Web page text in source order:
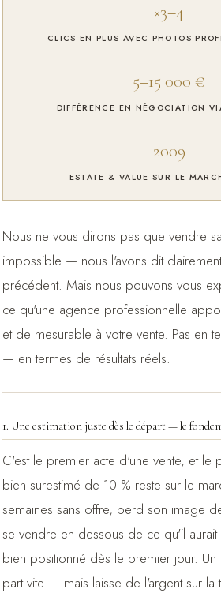
×3–4
CLICS EN PLUS AVEC PHOTOS
5–15 000 €
DIFFÉRENCE EN NÉGOCIATION
2009
ESTATE & VALUE SUR LE
Nous ne vous dirons pas que vendre
impossible — nous l'avons dit
précédent. Mais nous pouvons vous
ce qu'une agence professionnelle
et de mesurable à votre vente. Pas en
— en termes de résultats réels.
1. Une estimation juste dès le départ — le
C'est le premier acte d'une vente, et le
bien surestimé de 10 % reste sur le
semaines sans offre, perd son image
se vendre en dessous de ce qu'il aurait
bien positionné dès le premier jour. Un
part vite — mais laisse de l'argent sur la